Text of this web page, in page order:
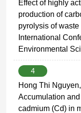
Effect of highly
production of
pyrolysis of
International
Environmental
4
Hong Thi
Accumulation
cadmium (Cd) in